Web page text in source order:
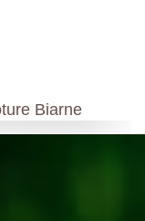
Biarne